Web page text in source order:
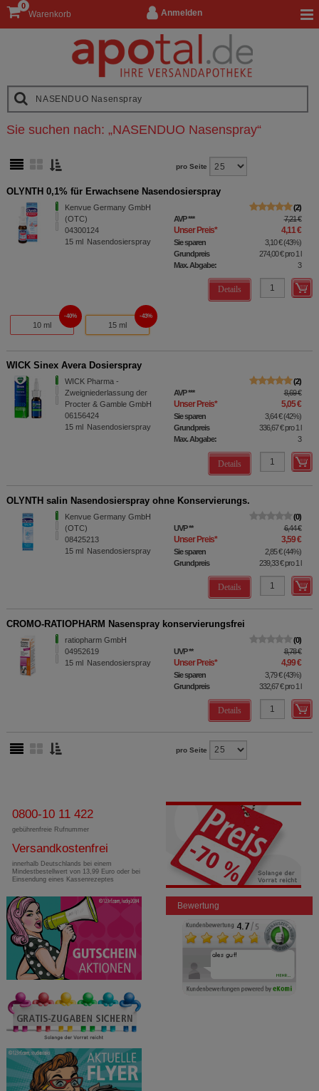
Anmelden
Warenkorb
0
Sie suchen nach: „NASENDUO Nasenspray“
pro Seite
OLYNTH 0,1% für Erwachsene Nasendosierspray
Kenvue Germany GmbH
(OTC)
04300124
15 ml Nasendosierspray
2
AVP*** 7,21 €
Unser Preis* 4,11 €
Sie sparen 3,10 €(43%)
Grundpreis
274,00 €pro 1 l
Max. Abgabe:
3
Details
10 ml
40%
15 ml
43%
WICK Sinex Avera Dosierspray
WICK Pharma -
Zweigniederlassung der
Procter & Gamble GmbH
06156424
15 ml Nasendosierspray
2
AVP*** 8,69 €
Unser Preis* 5,05 €
Sie sparen 3,64 €(42%)
Grundpreis
336,67 €pro 1 l
Max. Abgabe:
3
Details
OLYNTH salin Nasendosierspray ohne Konservierungs.
Kenvue Germany GmbH
(OTC)
08425213
15 ml Nasendosierspray
0
UVP** 6,44 €
Unser Preis* 3,59 €
Sie sparen 2,85 €(44%)
Grundpreis
239,33 €pro 1 l
Details
CROMO-RATIOPHARM Nasenspray konservierungsfrei
ratiopharm GmbH
04952619
15 ml Nasendosierspray
0
UVP** 8,78 €
Unser Preis* 4,99 €
Sie sparen 3,79 €(43%)
Grundpreis
332,67 €pro 1 l
Details
pro Seite
0800-10 11 422
gebührenfreie Rufnummer
Versandkostenfrei
innerhalb Deutschlands bei einem
Mindestbestellwert von 13,99 Euro oder bei
Einsendung eines Kassenrezeptes
Bewertung